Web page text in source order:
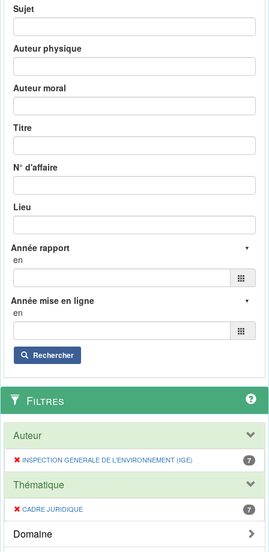
Sujet
Auteur physique
Auteur moral
Titre
N° d'affaire
Lieu
en
en
Rechercher
Filtres
Auteur
INSPECTION GENERALE DE L'ENVIRONNEMENT (IGE) 7
Thématique
CADRE JURIDIQUE 7
Domaine